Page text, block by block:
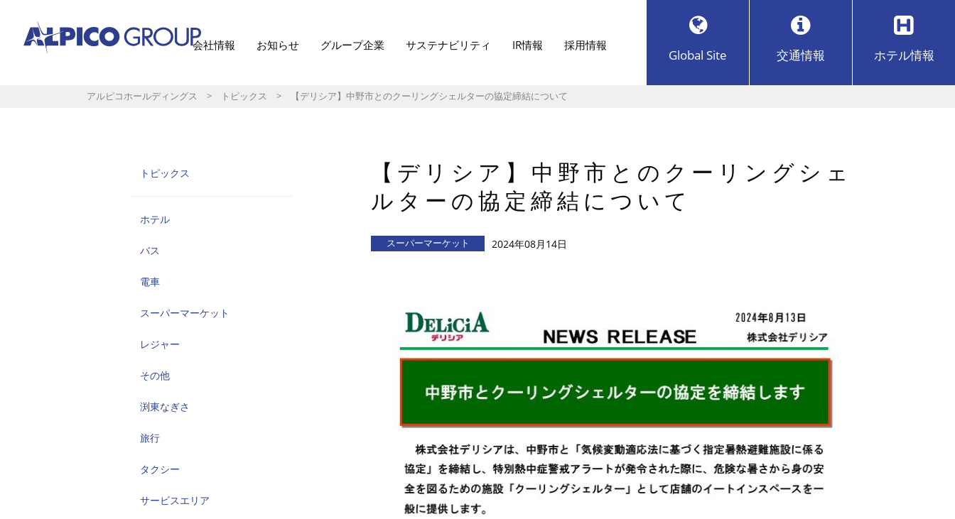
会社情報 お知らせ グループ企業 サステナビリティ IR情報 採用情報
Global Site 交通情報 ホテル情報
アルピコホールディングス > トピックス > 【デリシア】中野市とのクーリングシェルターの協定締結について
トピックス
ホテル
バス
電車
スーパーマーケット
レジャー
その他
渕東なぎさ
旅行
タクシー
サービスエリア
【デリシア】中野市とのクーリングシェ
ルターの協定締結について
スーパーマーケット 2024年08月14日